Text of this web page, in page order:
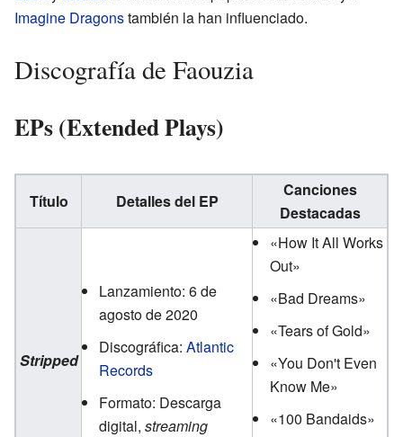
Imagine Dragonstambién la han influenciado.
Discografía de Faouzia
EPs (Extended Plays)
Título Detalles del EP
Canciones
Destacadas
Stripped
Lanzamiento: 6 de
agosto de 2020
Discográfica:Atlantic
Records
Formato: Descarga
digital,streaming
«How It All Works
Out»
«Bad Dreams»
«Tears of Gold»
«You Don't Even
Know Me»
«100 Bandaids»